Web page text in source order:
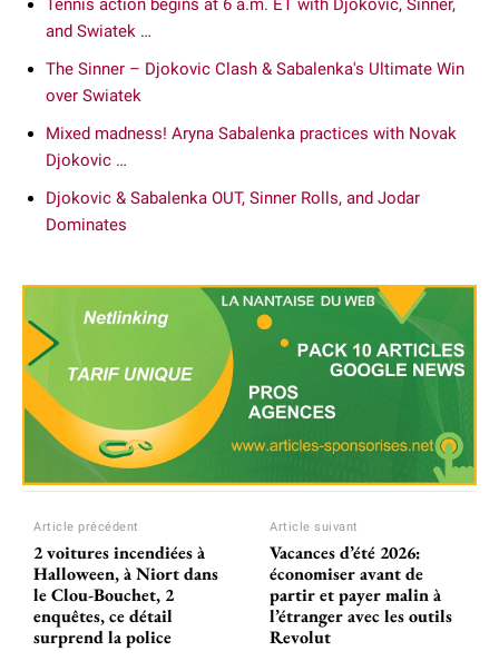
Tennis action begins at 6 a.m. ET with Djokovic, Sinner,
and Swiatek …
The Sinner – Djokovic Clash & Sabalenka's Ultimate Win
over Swiatek
Mixed madness! Aryna Sabalenka practices with Novak
Djokovic …
Djokovic & Sabalenka OUT, Sinner Rolls, and Jodar
Dominates
Article précédent
2 voitures incendiées à
Halloween, à Niort dans
le Clou-Bouchet, 2
enquêtes, ce détail
surprend la police
Article suivant
Vacances d’été 2026:
économiser avant de
partir et payer malin à
l’étranger avec les outils
Revolut